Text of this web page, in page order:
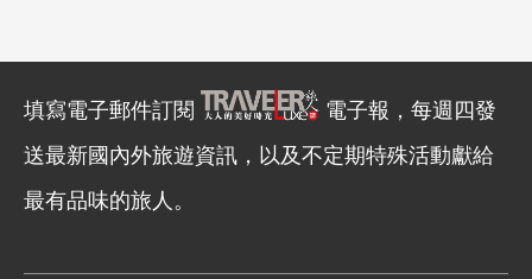
填寫電子郵件訂閱
電子報，每週四發
送最新國內外旅遊資訊，以及不定期特殊活動獻給
最有品味的旅人。